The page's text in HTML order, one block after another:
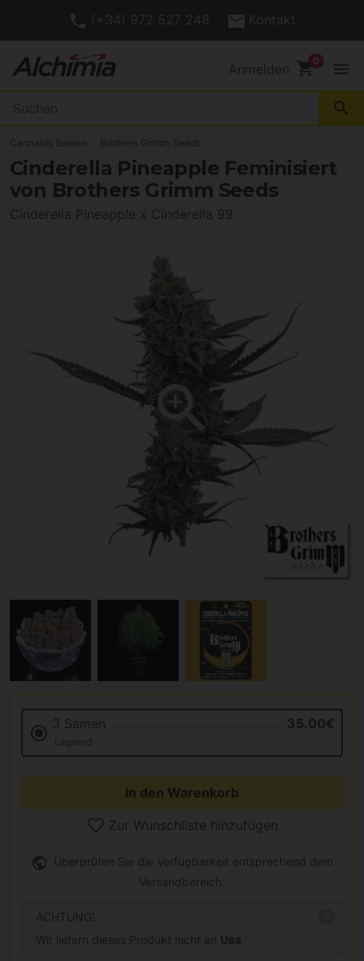
(+34) 972 527 248 Kontakt
Anmelden shopping_cart menu
search
Cannabis Samen Brothers Grimm Seeds
Cinderella Pineapple Feminisiert
von Brothers Grimm Seeds
Cinderella Pineapple x Cinderella 99
3 Samen 35.00€
Lagernd
In den Warenkorb
Zur Wunschliste hinzufügen
Überprüfen Sie die Verfügbarkeit entsprechend dem
Versandbereich.
ACHTUNG!
Wir liefern dieses Produkt nicht an Usa